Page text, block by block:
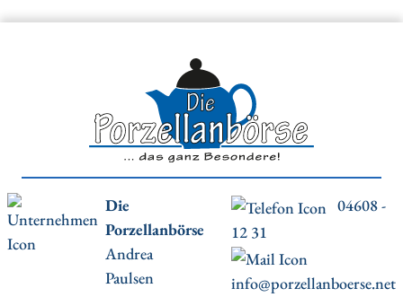
Die
Porzellanbörse
Andrea
Paulsen
04608 -
12 31
info@porzellanboerse.net